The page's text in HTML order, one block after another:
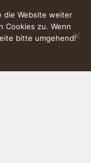
die Website weiter
Cookies zu. Wenn
bitte umgehend!